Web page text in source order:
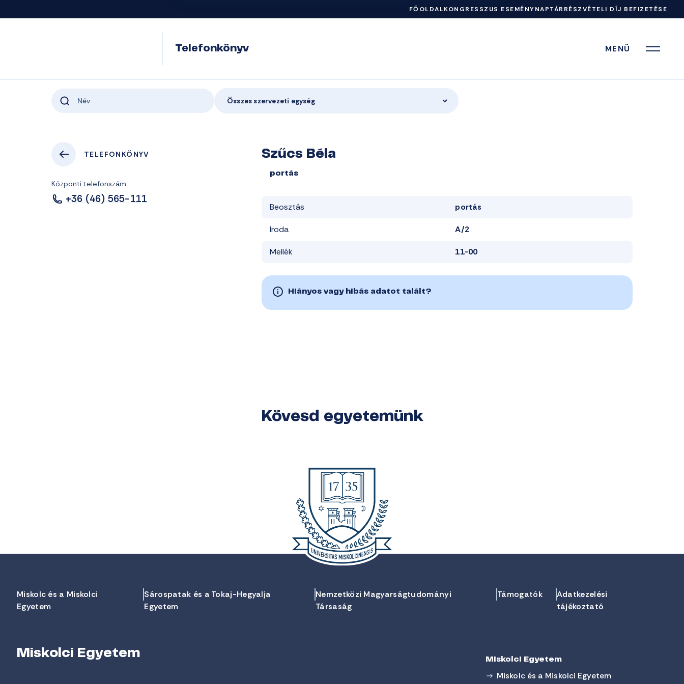
FŐOLDALKONGRESSZUS ESEMÉNYNAPTÁRRÉSZVÉTELI DÍJ BEFIZETÉSE
Telefonkönyv MENÜ
Összes szervezeti egység
TELEFONKÖNYV
Központi telefonszám
+36 (46) 565-111
Szűcs Béla
portás
Beosztás portás
Iroda A/2
Mellék 11-00
Hiányos vagy hibás adatot talált?
Kövesd egyetemünk
Miskolc és a Miskolci
Egyetem
Sárospatak és a Tokaj-Hegyalja
Egyetem
Nemzetközi Magyarságtudományi
Társaság
Támogatók
Adatkezelési
tájékoztató
Miskolci Egyetem Miskolci Egyetem
Miskolc és a Miskolci Egyetem